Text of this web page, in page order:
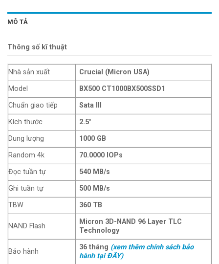
MÔ TẢ
Thông số kĩ thuật
Nhà sản xuất
Crucial (Micron USA)
Model
BX500 CT1000BX500SSD1
Chuẩn giao tiếp
Sata III
Kích thước
2.5″
Dung lượng
1000 GB
Random 4k
70.0000 IOPs
Đọc tuần tự
540 MB/s
Ghi tuần tự
500 MB/s
TBW
360 TB
NAND Flash
Micron 3D-NAND 96 Layer TLC
Technology
Bảo hành
36 tháng (xem thêm chính sách bảo
hành tại ĐÂY)